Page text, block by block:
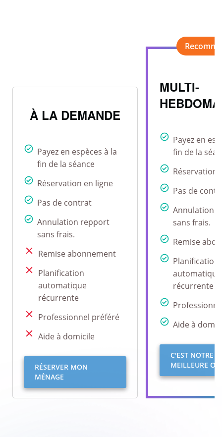
MULTI-
Payez en
fin de la
Réservation
Pas de
Annulation
sans frais.
Remise
Planification
automatique
récurrente
Aide à
C'EST NOTRE
MEILLEURE
À LA DEMANDE
Payez en espèces à la
fin de la séance
Réservation en ligne
Pas de contrat
Annulation repport
sans frais.
Remise abonnement
Planification
automatique
récurrente
Professionnel préféré
Aide à domicile
RÉSERVER MON
MÉNAGE